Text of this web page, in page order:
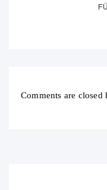
Comments are closed